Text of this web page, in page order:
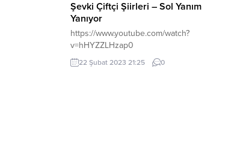
Şevki Çiftçi Şiirleri – Sol Yanım
Yanıyor
https://www.youtube.com/watch?
v=hHYZZLHzap0
22 Şubat 2023 21:25 0